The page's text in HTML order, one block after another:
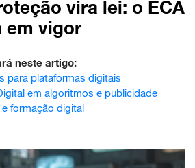
vira lei: o ECA
em vigor
neste artigo:
para plataformas digitais
em algoritmos e publicidade
formação digital